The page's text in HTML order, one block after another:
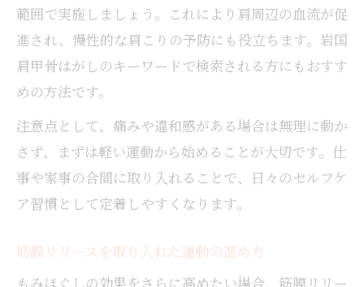
範囲で実施しましょう。これにより肩周辺の血流が促
進され、慢性的な肩こりの予防にも役立ちます。岩国
肩甲骨はがしのキーワードで検索される方にもおすす
めの方法です。
注意点として、痛みや違和感がある場合は無理に動か
さず、まずは軽い運動から始めることが大切です。仕
事や家事の合間に取り入れることで、日々のセルフケ
ア習慣として定着しやすくなります。
筋膜リリースを取り入れた運動の進め方
もみほぐしの効果をさらに高めたい場合、筋膜リリー